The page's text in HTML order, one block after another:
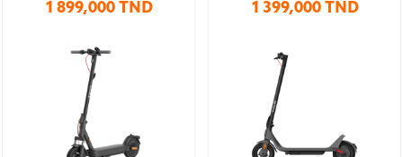
1 899,000 TND 1 399,000 TND